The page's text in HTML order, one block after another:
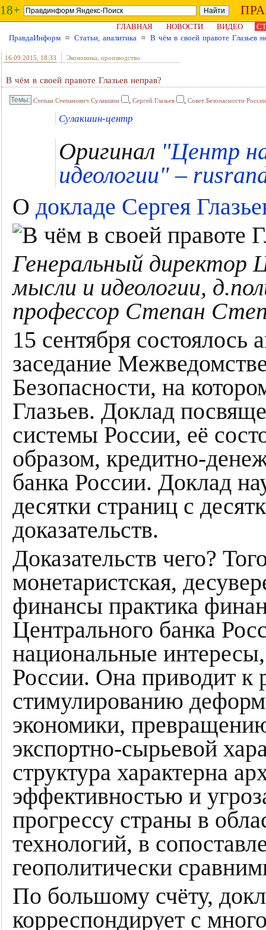
18+
ГЛАВНАЯ НОВОСТИ ВИДЕО
ПравдаИнформ ≈ Статьи, аналитика ≈ В чём в своей правоте Глазьев
16.09.2015 , 18:33 Экономика, производство
В чём в своей правоте Глазьев неправ?
Степан Степанович Сулакшин , Сергей Глазьев , Совет Безопасности России
Сулакшин-центр
Оригинал "Центр
идеологии" –
О докладе Сергея
Генеральный директор
мысли и идеологии,
профессор Степан
15 сентября
заседание
Безопасности, на
Глазьев. Доклад
системы России, её
образом, кредитно-
банка России. Доклад
десятки страниц с
доказательств.
Доказательств чего?
монетаристская,
финансы практика
Центрального банка
национальные
России. Она приводит к
стимулированию
экономики,
экспортно-сырьевой
структура характерна
эффективностью и
прогрессу страны в
технологий, в
геополитически
По большому счёту,
корреспондирует с